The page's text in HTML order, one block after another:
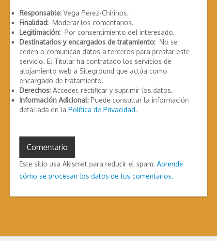
Responsable: Vega Pérez-Chirinos.
Finalidad: Moderar los comentarios.
Legitimación: Por consentimiento del interesado.
Destinatarios y encargados de tratamiento: No se
ceden o comunican datos a terceros para prestar este
servicio. El Titular ha contratado los servicios de
alojamiento web a Siteground que actúa como
encargado de tratamiento.
Derechos: Acceder, rectificar y suprimir los datos.
Información Adicional: Puede consultar la información
detallada en la Política de Privacidad.
Este sitio usa Akismet para reducir el spam. Aprende
cómo se procesan los datos de tus comentarios.